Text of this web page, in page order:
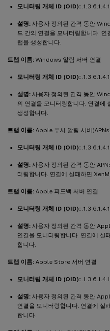
모니터링 개체 ID (OID):
설명: 사용자 정의된 간격 동안
드 간의 연결을 모니터링합니다.
랩을 생성합니다.
트랩 이름: Windows 알림 서버 연결
모니터링 개체 ID (OID):
설명: 사용자 정의된 간격 동안
의 연결을 모니터링합니다. 연결에
생성합니다.
트랩 이름: Apple 푸시 알림 서버
모니터링 개체 ID (OID):
설명: 사용자 정의된 간격 동안
터링합니다. 연결에 실패하면
트랩 이름: Apple 피드백 서버 연결
모니터링 개체 ID (OID):
설명: 사용자 정의된 간격 동안
연결을 모니터링합니다. 연결에 실
합니다.
트랩 이름: Apple Store 서버 연결
모니터링 개체 ID (OID):
설명: 사용자 정의된 간격 동안
연결을 모니터링합니다. 연결에 실
합니다.